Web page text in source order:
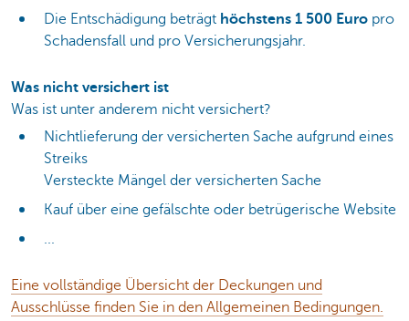
Die Entschädigung beträgt höchstens 1 500 Euro pro
Schadensfall und pro Versicherungsjahr.
Was nicht versichert ist
Was ist unter anderem nicht versichert?
Nichtlieferung der versicherten Sache aufgrund eines
Streiks
Versteckte Mängel der versicherten Sache
Kauf über eine gefälschte oder betrügerische Website
...
Eine vollständige Übersicht der Deckungen und
Ausschlüsse finden Sie in den Allgemeinen Bedingungen.